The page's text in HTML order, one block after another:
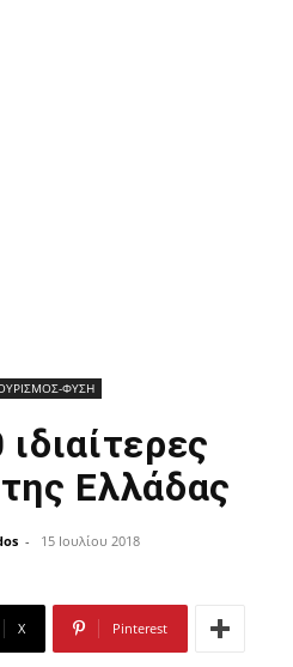
ΦΥΣΗ
Ελλάδας
- 15 Ιουλίου 2018
X Pinterest